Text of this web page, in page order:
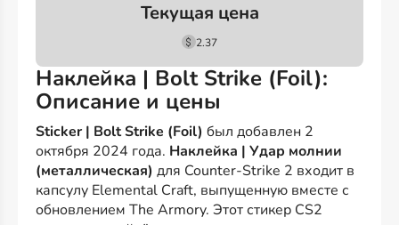
Текущая цена
2.37
Наклейка | Bolt Strike (Foil):
Описание и цены
Sticker | Bolt Strike (Foil) был добавлен 2
октября 2024 года. Наклейка | Удар молнии
(металлическая) для Counter-Strike 2 входит в
капсулу Elemental Craft, выпущенную вместе с
обновлением The Armory. Этот стикер CS2